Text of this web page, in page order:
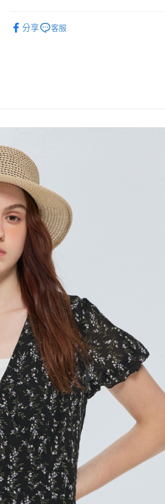
全家付款取貨
每筆NT$80，滿NT$2,000(含以上)免運費
宅配
每筆NT$120，滿NT$2,000(含以上)免運費
離島宅配
每筆NT$400，滿NT$2,000(含以上)免運費
付款後門市自取
免運費
國家/地區配送
分享 客服